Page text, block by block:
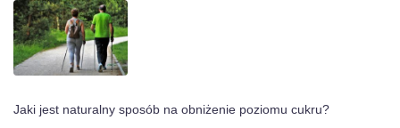
Jaki jest naturalny sposób na obniżenie poziomu cukru?